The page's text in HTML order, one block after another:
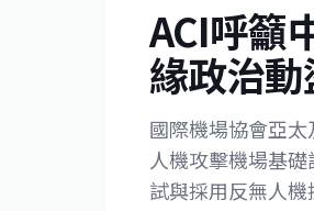
ACI呼籲
緣政治
國際機場協會亞太
人機攻擊機場基
試與採用反無人機